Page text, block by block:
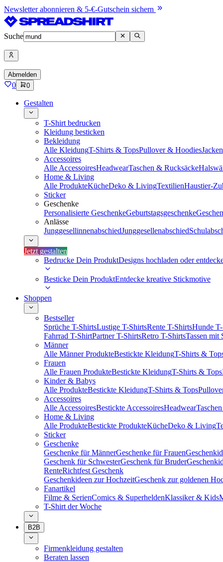
Newsletter abonnieren & 5-€-Gutschein sichern
Suche
Abmelden
0 0
Gestalten
T-Shirt bedrucken
Kleidung besticken
Bekleidung
Alle KleidungT-Shirts & TopsPullover & Hoodies
Accessoires
Alle AccessoiresHeadwearTaschen & Rucksäcke
Home & Living
Alle ProdukteKücheDeko & LivingTextilienHaustier-
Sticker
Geschenke
Personalisierte GeschenkeGeburtstagsgeschenke
Anlässe
JunggesellinnenabschiedJunggesellenabschied
Jetzt gestalten
Bedrucke Dein ProduktDesigns hochladen oder
Besticke Dein ProduktEntdecke kreative Stickmotive
Shoppen
Bestseller
Sprüche T-ShirtsLustige T-ShirtsRente T-ShirtsHunde
Fahrrad T-ShirtPartner T-ShirtsRetro T-ShirtsTassen mit
Männer
Alle Männer ProdukteBestickte KleidungT-Shirts &
Frauen
Alle Frauen ProdukteBestickte KleidungT-Shirts & Tops
Kinder & Babys
Alle ProdukteBestickte KleidungT-Shirts & Tops
Accessoires
Alle AccessoiresBestickte AccessoiresHeadwear
Home & Living
Alle ProdukteBestickte ProdukteKücheDeko & Living
Sticker
Geschenke
Geschenke für MännerGeschenke für Frauen
Geschenk für SchwesterGeschenk für Bruder
RenteRichtfest Geschenk
Geschenkideen zur HochzeitGeschenk zur goldenen
Fanartikel
Filme & SerienComics & SuperheldenKlassiker & Kids
T-Shirt der Woche
B2B
Firmenkleidung gestalten
Beraten lassen